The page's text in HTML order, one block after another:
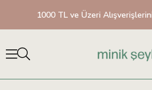
1000 TL ve Üzeri